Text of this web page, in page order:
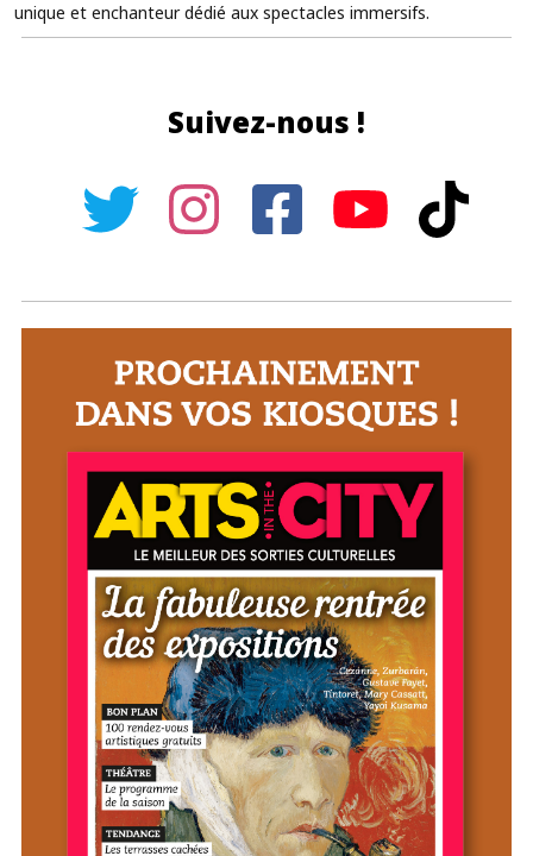
unique et enchanteur dédié aux spectacles immersifs.
Suivez-nous !